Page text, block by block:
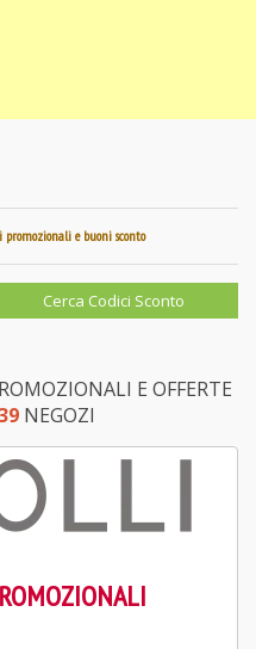
promozionali e buoni sconto
E OFFERTE
NEGOZI